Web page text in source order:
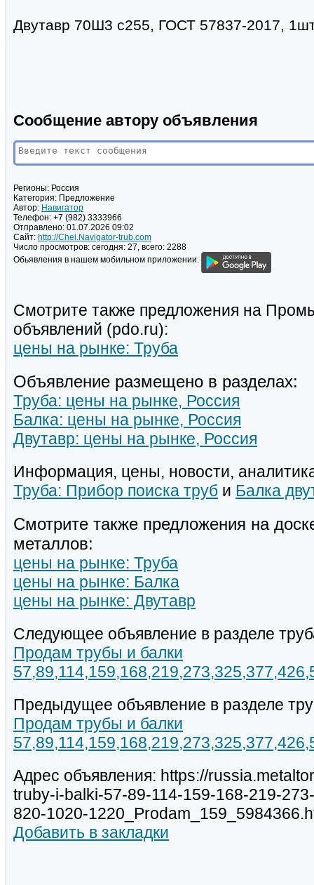
Двутавр 70Ш3 с255, ГОСТ 57837-2017,
Сообщение автору объявления
Регионы: Россия
Категория: Предложение
Автор: Навигатор
Телефон: +7 (982) 3333966
Отправлено: 01.07.2026 09:02
Сайт: http://Chel.Navigator-trub.com
Число просмотров: сегодня: 27, всего: 2288
Обьявления в нашем мобильном приложении:
Смотрите также предложения на
объявлений (pdo.ru):
цены на рынке: Труба
Объявление размещено в разделах:
Труба: цены на рынке, Россия
Балка: цены на рынке, Россия
Двутавр: цены на рынке, Россия
Информация, цены, новости,
Труба: Прибор поиска труб и Балка
Смотрите также предложения на
металлов:
цены на рынке: Труба
цены на рынке: Балка
цены на рынке: Двутавр
Следующее объявление в разделе
Продам трубы и балки
Предыдущее объявление в разделе
Продам трубы и балки
Адрес объявления: https://
truby-i-balki-57-89-114-159-168-219-
820-1020-
Добавить в закладки